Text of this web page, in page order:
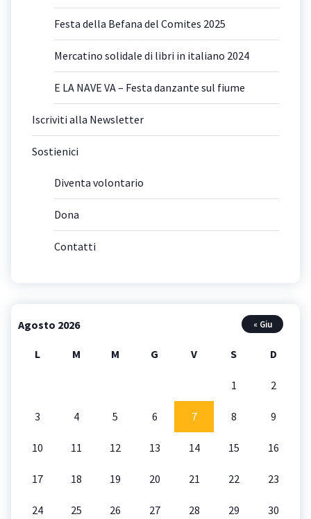
Festa della Befana del Comites 2025
Mercatino solidale di libri in italiano 2024
E LA NAVE VA – Festa danzante sul fiume
Iscriviti alla Newsletter
Sostienici
Diventa volontario
Dona
Contatti
Agosto 2026
L M M G V S D
1 2
3 4 5 6 7 8 9
10 11 12 13 14 15 16
17 18 19 20 21 22 23
24 25 26 27 28 29 30
« Giu